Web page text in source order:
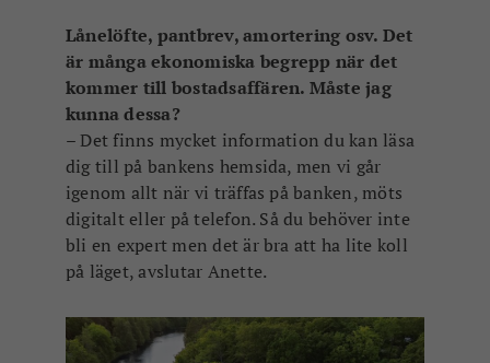
Lånelöfte, pantbrev, amortering osv. Det
är många ekonomiska begrepp när det
kommer till bostadsaffären. Måste jag
kunna dessa?
– Det finns mycket information du kan läsa
dig till på bankens hemsida, men vi går
igenom allt när vi träffas på banken, möts
digitalt eller på telefon. Så du behöver inte
bli en expert men det är bra att ha lite koll
på läget, avslutar Anette.